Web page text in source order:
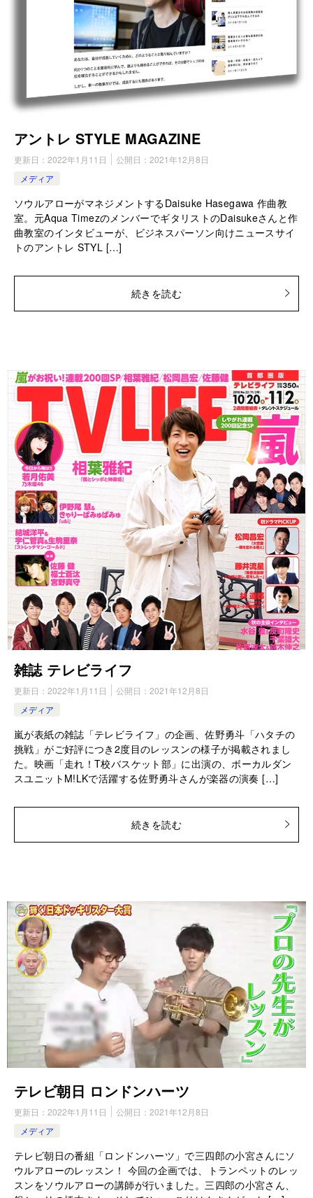
アントレ STYLE MAGAZINE
更新日： 2022年1月11日 公開日： 2021年12月8日
メディア
ソウルアローがマネジメントするDaisuke Hasegawa 作曲教
室。元Aqua TimezのメンバーでギタリストのDaisukeさんと作
曲教室のインタビューが、ビジネスパーソン向けニュースサイ
トのアントレ STYL […]
続きを読む
雑誌 テレビライフ
更新日： 2022年1月11日 公開日： 2021年12月8日
メディア
嵐が表紙の雑誌「テレビライフ」の企画、佐野勇斗「ハタチの
挑戦」がご好評につき2度目のレッスンの様子が掲載されまし
た。映画「走れ！T校バスケット部」に出演の、ボーカルダン
スユニットM!LKで活躍する佐野勇斗さんが楽器の演奏 […]
続きを読む
テレビ朝日 ロンドンハーツ
更新日： 2022年1月11日 公開日： 2021年12月8日
メディア
テレビ朝日の番組「ロンドンハーツ」で三四郎の小宮さんにソ
ウルアローのレッスン！ 今回の企画では、トランペットのレッ
スンをソウルアローの講師が行いました。三四郎の小宮さん、